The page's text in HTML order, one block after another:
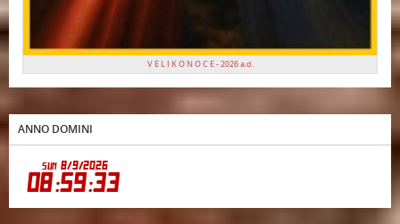
V E L I K O N O C E - 2026 a.d.
ANNO DOMINI